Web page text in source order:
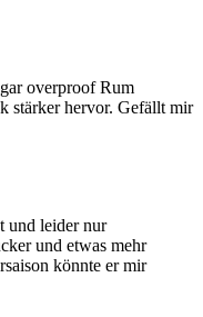
overproof Rum
stärker hervor. Gefällt mir
und leider nur
und etwas mehr
könnte er mir